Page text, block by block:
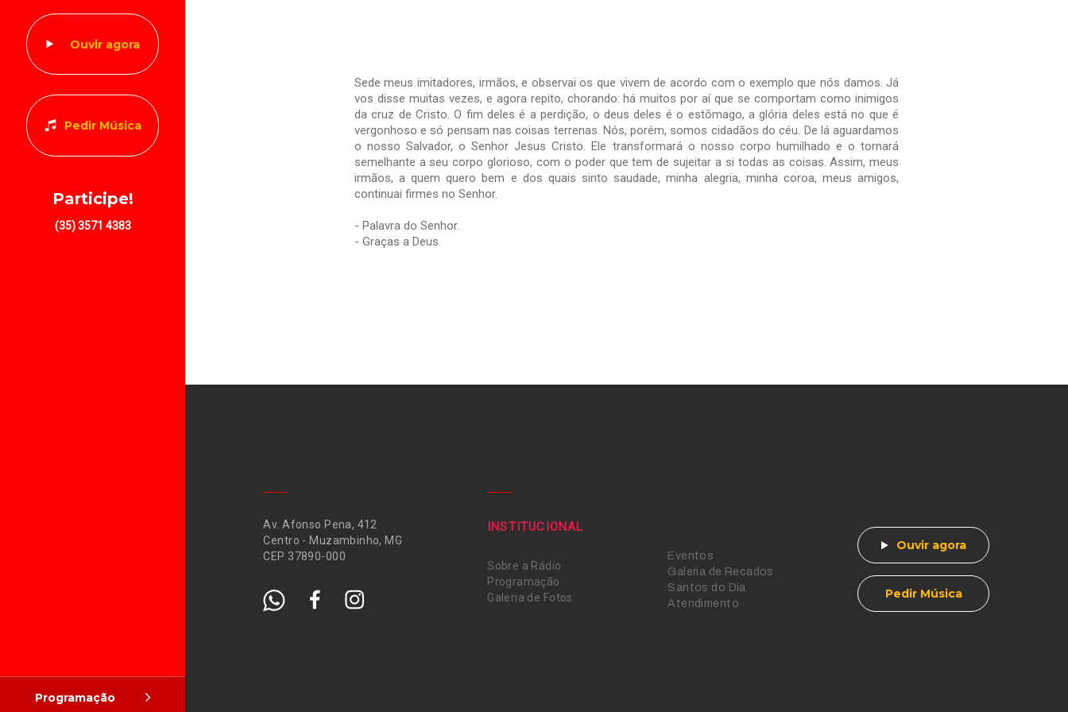
Ouvir agora
Pedir Música
Participe!
(35) 3571 4383
Programação
Sede meus imitadores, irmãos, e observai os que vivem de acordo com o exemplo que nós damos. Já
vos disse muitas vezes, e agora repito, chorando: há muitos por aí que se comportam como inimigos
da cruz de Cristo. O fim deles é a perdição, o deus deles é o estômago, a glória deles está no que é
vergonhoso e só pensam nas coisas terrenas. Nós, porém, somos cidadãos do céu. De lá aguardamos
o nosso Salvador, o Senhor Jesus Cristo. Ele transformará o nosso corpo humilhado e o tornará
semelhante a seu corpo glorioso, com o poder que tem de sujeitar a si todas as coisas. Assim, meus
irmãos, a quem quero bem e dos quais sinto saudade, minha alegria, minha coroa, meus amigos,
continuai firmes no Senhor.
- Palavra do Senhor.
- Graças a Deus.
Av. Afonso Pena, 412
Centro - Muzambinho, MG
CEP 37890-000
INSTITUCIONAL
Sobre a Rádio
Programação
Galeria de Fotos
Eventos
Galeria de Recados
Santos do Dia
Atendimento
Ouvir agora
Pedir Música